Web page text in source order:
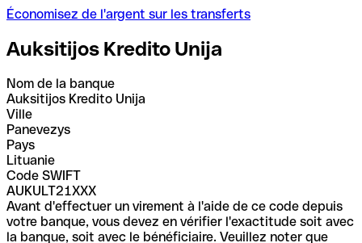
Économisez de l'argent sur les transferts
Auksitijos Kredito Unija
Nom de la banque
Auksitijos Kredito Unija
Ville
Panevezys
Pays
Lituanie
Code SWIFT
AUKULT21XXX
Avant d'effectuer un virement à l'aide de ce code depuis
votre banque, vous devez en vérifier l'exactitude soit avec
la banque, soit avec le bénéficiaire. Veuillez noter que